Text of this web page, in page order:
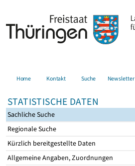
Home Kontakt Suche Newsletter
STATISTISCHE DATEN
Sachliche Suche
Regionale Suche
Kürzlich bereitgestellte Daten
Allgemeine Angaben, Zuordnungen